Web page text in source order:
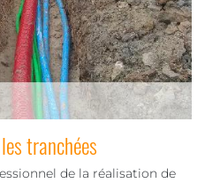
tranchées
de la réalisation de